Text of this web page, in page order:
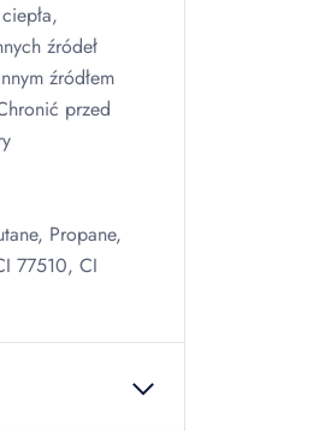
źródeł
źródłem
przed
Propane,
77510, CI